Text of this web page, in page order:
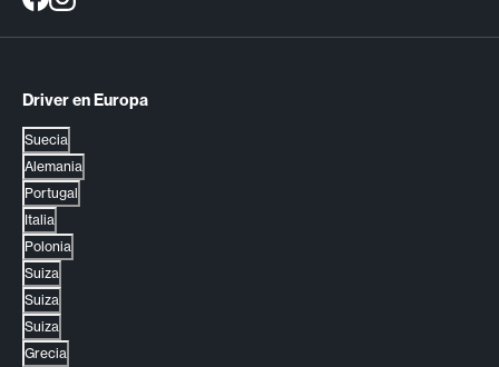
Driver en Europa
Suecia
Alemania
Portugal
Italia
Polonia
Suiza
Suiza
Suiza
Grecia